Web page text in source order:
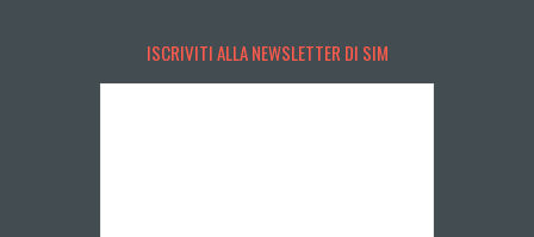
ISCRIVITI ALLA NEWSLETTER DI SIM